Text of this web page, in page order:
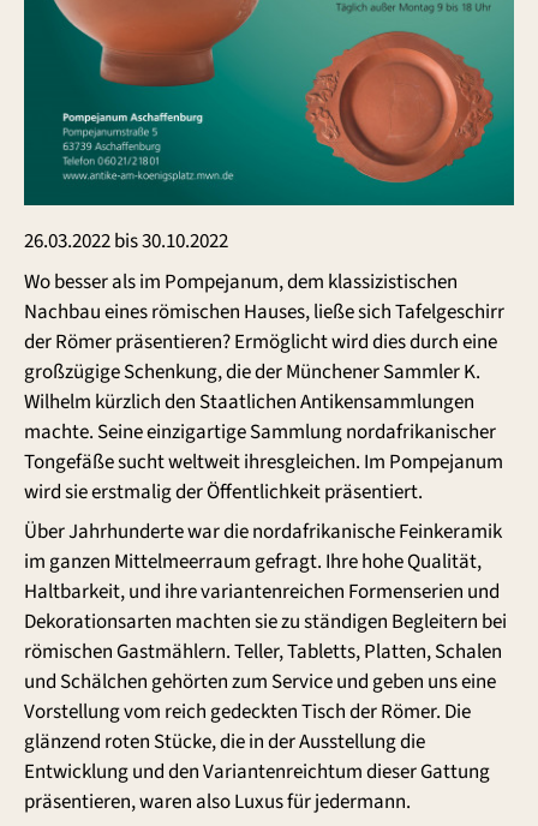
26.03.2022 bis 30.10.2022
Wo besser als im Pompejanum, dem klassizistischen
Nachbau eines römischen Hauses, ließe sich Tafelgeschirr
der Römer präsentieren? Ermöglicht wird dies durch eine
großzügige Schenkung, die der Münchener Sammler K.
Wilhelm kürzlich den Staatlichen Antikensammlungen
machte. Seine einzigartige Sammlung nordafrikanischer
Tongefäße sucht weltweit ihresgleichen. Im Pompejanum
wird sie erstmalig der Öffentlichkeit präsentiert.
Über Jahrhunderte war die nordafrikanische Feinkeramik
im ganzen Mittelmeerraum gefragt. Ihre hohe Qualität,
Haltbarkeit, und ihre variantenreichen Formenserien und
Dekorationsarten machten sie zu ständigen Begleitern bei
römischen Gastmählern. Teller, Tabletts, Platten, Schalen
und Schälchen gehörten zum Service und geben uns eine
Vorstellung vom reich gedeckten Tisch der Römer. Die
glänzend roten Stücke, die in der Ausstellung die
Entwicklung und den Variantenreichtum dieser Gattung
präsentieren, waren also Luxus für jedermann.